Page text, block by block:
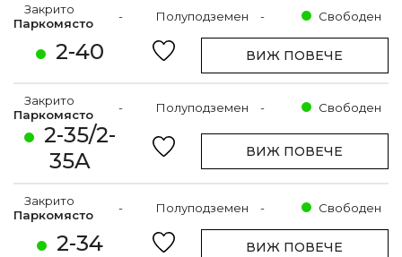
2-40
Закрито
Паркомясто
- Полуподземен - Свободен
ВИЖ ПОВЕЧЕ
2-35/2-
35A
Закрито
Паркомясто
- Полуподземен - Свободен
ВИЖ ПОВЕЧЕ
2-34
Закрито
Паркомясто
- Полуподземен - Свободен
ВИЖ ПОВЕЧЕ